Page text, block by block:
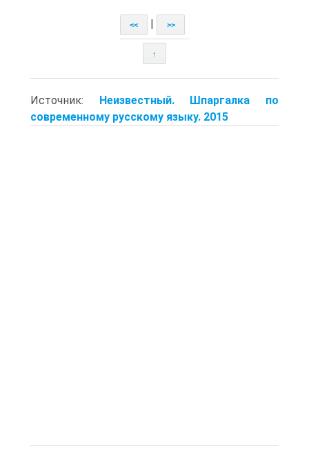
<< >>
↑
Источник: Неизвестный. Шпаргалка по
современному русскому языку. 2015